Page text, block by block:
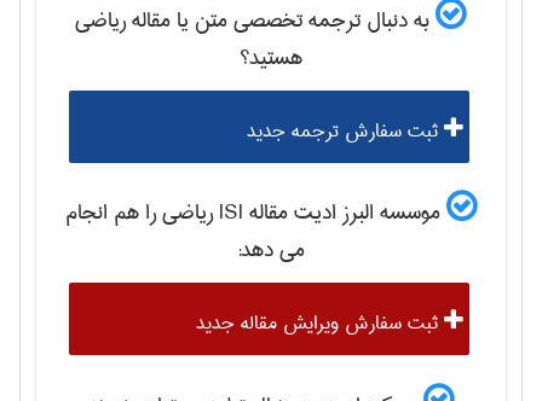
به دنبال ترجمه تخصصی متن یا مقالهرياضی
هستید؟
ثبت سفارش ترجمه جدید
موسسه البرز ادیت مقاله ISI رياضیرا هم انجام
می دهد:
ثبت سفارش ویرایش مقاله جدید